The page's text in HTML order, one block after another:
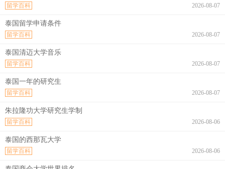
2026-08-07
留学百科
泰国留学申请条件
2026-08-07
留学百科
泰国清迈大学音乐
2026-08-07
留学百科
泰国一年的研究生
2026-08-07
留学百科
朱拉隆功大学研究生学制
2026-08-06
留学百科
泰国的西那瓦大学
2026-08-06
留学百科